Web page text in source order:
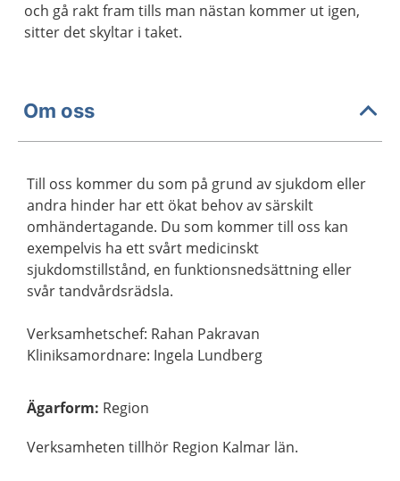
och gå rakt fram tills man nästan kommer ut igen,
sitter det skyltar i taket.
Om oss
Till oss kommer du som på grund av sjukdom eller
andra hinder har ett ökat behov av särskilt
omhändertagande. Du som kommer till oss kan
exempelvis ha ett svårt medicinskt
sjukdomstillstånd, en funktionsnedsättning eller
svår tandvårdsrädsla.
Verksamhetschef: Rahan Pakravan
Kliniksamordnare: Ingela Lundberg
Ägarform: Region
Verksamheten tillhör Region Kalmar län.